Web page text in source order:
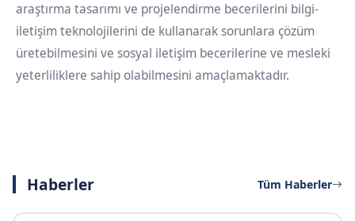
araştırma tasarımı ve projelendirme becerilerini bilgi-
iletişim teknolojilerini de kullanarak sorunlara çözüm
üretebilmesini ve sosyal iletişim becerilerine ve mesleki
yeterliliklere sahip olabilmesini amaçlamaktadır.
Haberler Tüm Haberler